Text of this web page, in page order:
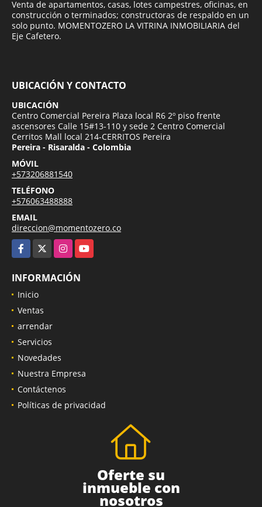
Venta de apartamentos, casas, lotes campestres, oficinas, en
construcción o terminados; constructoras de respaldo en un
solo punto. MOMENTOZERO LA VITRINA INMOBILIARIA del
Eje Cafetero.
UBICACIÓN Y CONTACTO
UBICACIÓN
Centro Comercial Pereira Plaza local R6 2º piso frente
ascensores Calle 15#13-110 y sede 2 Centro Comercial
Cerritos Mall local 214-CERRITOS Pereira
Pereira - Risaralda - Colombia
MÓVIL
+573206881540
TELÉFONO
+576063488888
EMAIL
direccion@momentozero.co
Facebook
InstagramYouTube
INFORMACIÓN
Inicio
Ventas
arrendar
Servicios
Novedades
Nuestra Empresa
Contáctenos
Políticas de privacidad
Oferte su
inmueble con
nosotros